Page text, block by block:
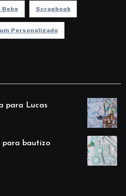
Bebe Scrapbook
Personalizado
para Lucas
para bautizo